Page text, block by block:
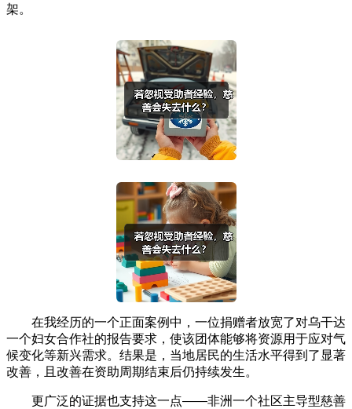
架。
在我经历的一个正面案例中，一位捐赠者放宽了对乌干达
一个妇女合作社的报告要求，使该团体能够将资源用于应对气
候变化等新兴需求。结果是，当地居民的生活水平得到了显著
改善，且改善在资助周期结束后仍持续发生。
更广泛的证据也支持这一点——非洲一个社区主导型慈善